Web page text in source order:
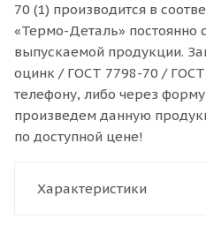
70 (1) производится в
«Термо-Деталь» постоянно
выпускаемой продукции.
оцинк / ГОСТ 7798-70 /
телефону, либо через
произведем данную
по доступной цене!
Характеристики